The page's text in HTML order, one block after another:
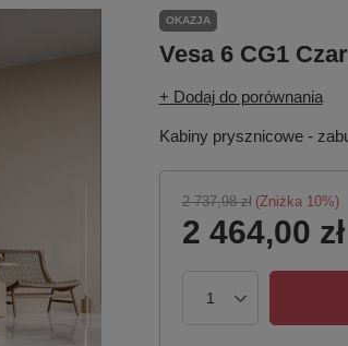
OKAZJA
Vesa 6 CG1
+ Dodaj do porównania
Kabiny prysznicowe -
2 737,98 zł (Zniżka 10%)
2 464,00 zł